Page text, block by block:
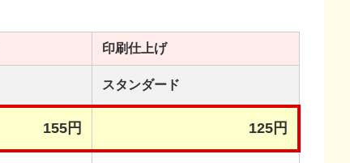
印刷仕上げ
スタンダード
155円 125円